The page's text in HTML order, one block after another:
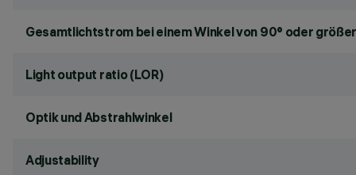
Gesamtlichtstrom bei einem Winkel von 90° oder
Light output ratio (LOR)
Optik und Abstrahlwinkel
Adjustability